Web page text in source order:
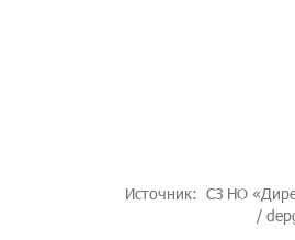
Источник: СЗ НО
/